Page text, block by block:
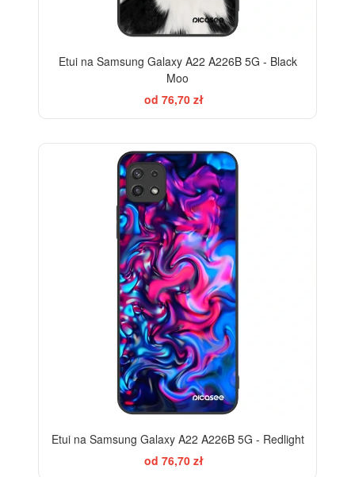
Etui na Samsung Galaxy A22 A226B 5G - Black
Moo
od 76,70 zł
Etui na Samsung Galaxy A22 A226B 5G - Redlight
od 76,70 zł